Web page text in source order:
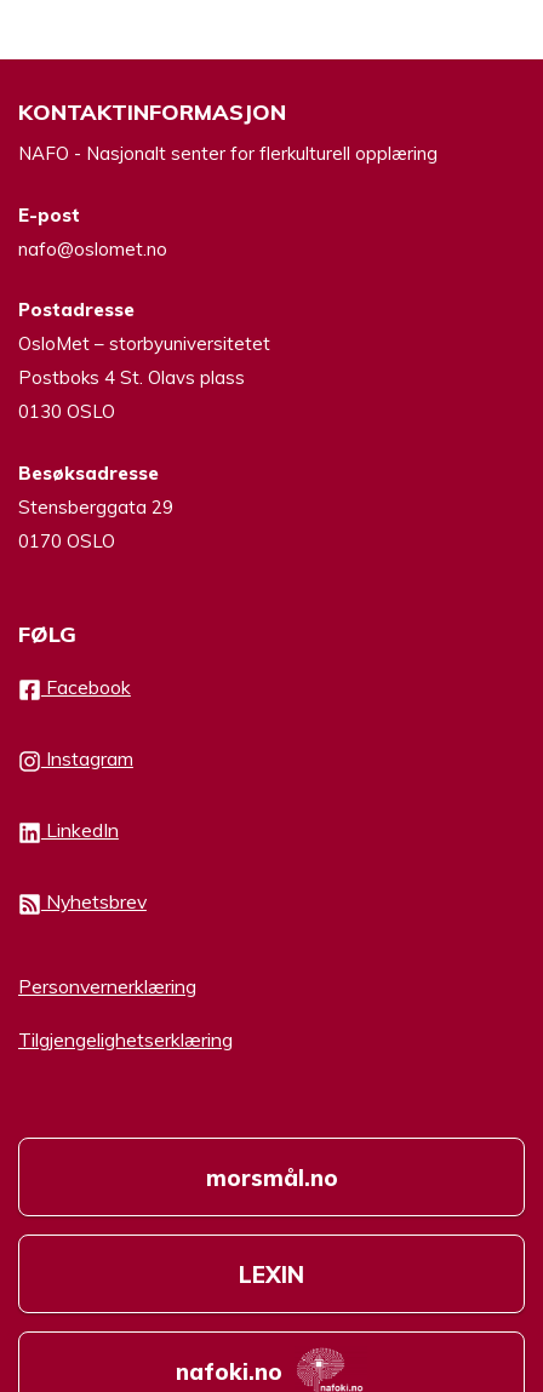
KONTAKTINFORMASJON
NAFO - Nasjonalt senter for flerkulturell opplæring
E-post
nafo@oslomet.no
Postadresse
OsloMet – storbyuniversitetet
Postboks 4 St. Olavs plass
0130 OSLO
Besøksadresse
Stensberggata 29
0170 OSLO
FØLG
Facebook
Instagram
LinkedIn
Nyhetsbrev
Personvernerklæring
Tilgjengelighetserklæring
morsmål.no
LEXIN
nafoki.no